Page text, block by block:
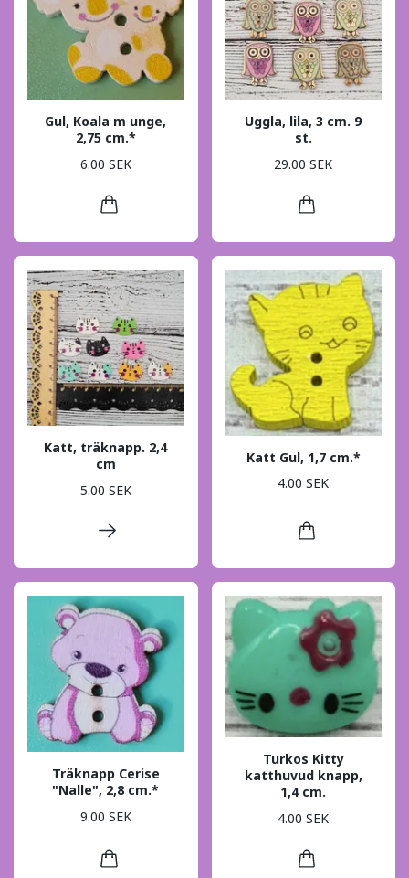
Gul, Koala m unge,
2,75 cm.*
6.00 SEK
Uggla, lila, 3 cm. 9
st.
29.00 SEK
Katt, träknapp. 2,4
cm
5.00 SEK
Katt Gul, 1,7 cm.*
4.00 SEK
Träknapp Cerise
"Nalle", 2,8 cm.*
9.00 SEK
Turkos Kitty
katthuvud knapp,
1,4 cm.
4.00 SEK